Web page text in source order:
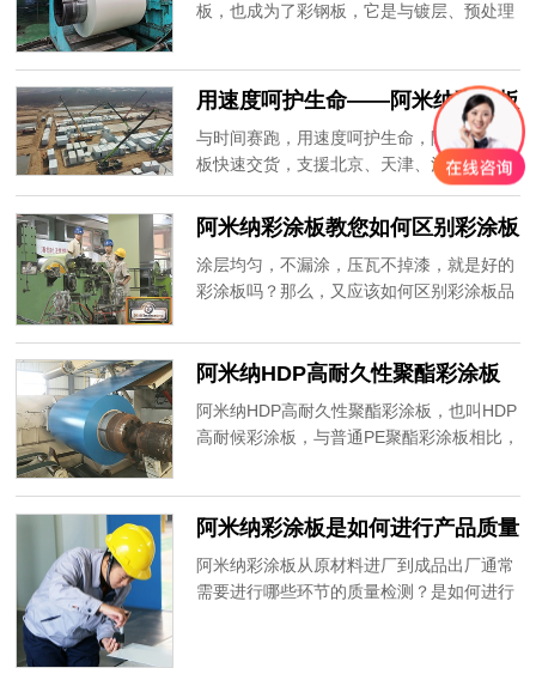
板，也成为了彩钢板，它是与镀层、预处理
彩涂板采用鞍钢、首钢等大型钢厂基材及威
士伯等品牌涂料，并经过5类48道工序涂装
而成，具有优异的防腐性能及持久的抗褪色
性能。
用速度呵护生命——阿米纳彩涂板
支援方舱医院建设
与时间赛跑，用速度呵护生命，阿米纳彩涂
板快速交货，支援北京、天津、河北等多地
方舱医院建设。愿山河无恙，人间皆安！
阿米纳彩涂板教您如何区别彩涂板
品质的好坏呢？
涂层均匀，不漏涂，压瓦不掉漆，就是好的
彩涂板吗？那么，又应该如何区别彩涂板品
什么？又该如何选择彩涂板生产厂家呢？
阿米纳HDP高耐久性聚酯彩涂板
耐候性为什么可以达到15年以
上？
阿米纳HDP高耐久性聚酯彩涂板，也叫HDP
高耐候彩涂板，与普通PE聚酯彩涂板相比，
阿米纳彩涂板是如何进行产品质量
控制的？
阿米纳彩涂板从原材料进厂到成品出厂通常
需要进行哪些环节的质量检测？是如何进行